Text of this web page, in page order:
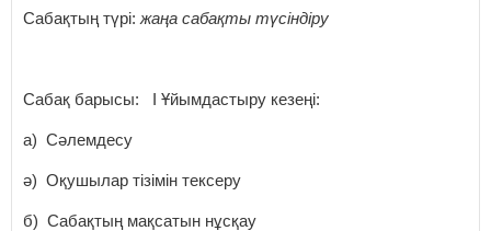
Сабақтың түрі: жаңа сабақты түсіндіру
Сабақ барысы: І Ұйымдастыру кезеңі:
а) Сәлемдесу
ә) Оқушылар тізімін тексеру
б) Сабақтың мақсатын нұсқау